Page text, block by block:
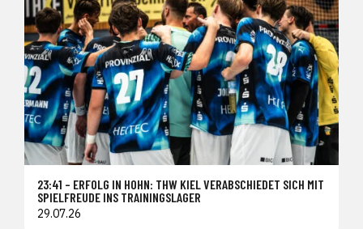
23:41 – ERFOLG IN HOHN: THW KIEL VERABSCHIEDET SICH MIT
SPIELFREUDE INS TRAININGSLAGER
29.07.26